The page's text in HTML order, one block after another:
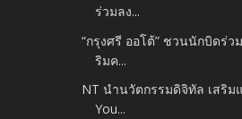
ร่วมลง...
“กรุงศรี ออโต้” ชวนนักบิดร่ว
ริมค...
NT นำนวัตกรรมดิจิทัล เสริม
You...